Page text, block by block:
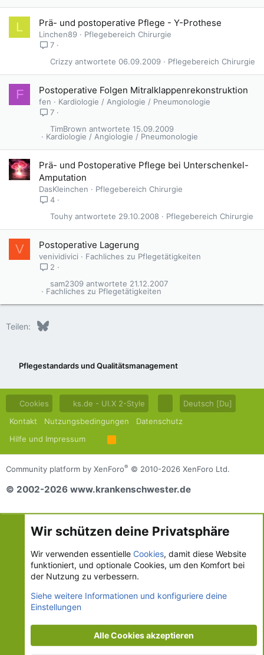
L Prä- und postoperative Pflege - Y-Prothese
Linchen89
Pflegebereich Chirurgie
7
Pflegebereich Chirurgie
06.09.2009
Crizzy
F Postoperative Folgen Mitralklappenrekonstruktion
fen
Kardiologie / Angiologie / Pneumonologie
7
Kardiologie / Angiologie / Pneumonologie
15.09.2009
TimBrown
Prä- und Postoperative Pflege bei Unterschenkel-
Amputation
DasKleinchen
Pflegebereich Chirurgie
4
Pflegebereich Chirurgie
29.10.2008
Touhy
V Postoperative Lagerung
venividivici
Fachliches zu Pflegetätigkeiten
2
Fachliches zu Pflegetätigkeiten
21.12.2007
sam2309
Teilen: Bluesky
Pflegestandards und Qualitätsmanagement
Cookies ks.de - UI.X 2-Style
Deutsch [Du]
Kontakt
Nutzungsbedingungen
Datenschutz
Hilfe und Impressum
R
S
S
Community platform by XenForo® © 2010-2026 XenForo Ltd.
© 2002-2026 www.krankenschwester.de
Wir schützen deine Privatsphäre
Wir verwenden essentielle Cookies, damit diese Website
funktioniert, und optionale Cookies, um den Komfort bei
der Nutzung zu verbessern.
Siehe weitere Informationen und konfiguriere deine
Einstellungen
Alle Cookies akzeptieren